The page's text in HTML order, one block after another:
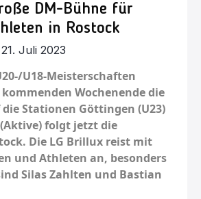
DM-Bühne für
in Rostock
Juli 2023
U18-Meisterschaften
Wochenende die
die Stationen Göttingen (U23)
folgt jetzt die
Die LG Brillux reist mit
und Athleten an, besonders
Silas Zahlten und Bastian